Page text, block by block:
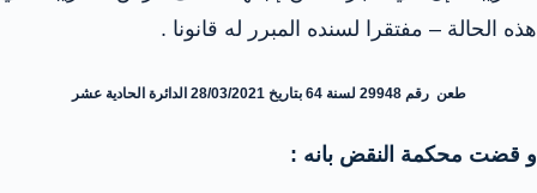
هذه الحالة – مفتقرا لسنده المبرر له قانونا .
طعن رقم 29948 لسنة 64 بتاريخ 28/03/2021 الدائرة الحادية عشر
و قضت محكمة النقض بانه :